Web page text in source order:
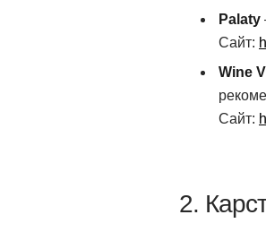
Palaty
Сайт:
Wine
Сайт:
2.